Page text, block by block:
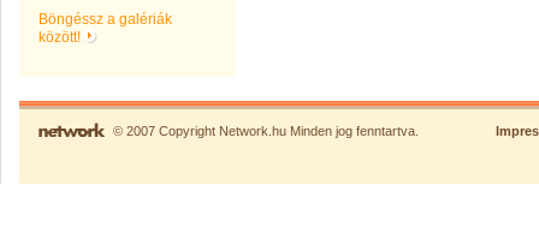
Böngéssz a galériák
között!
© 2007 Copyright Network.hu Minden jog fenntartva.